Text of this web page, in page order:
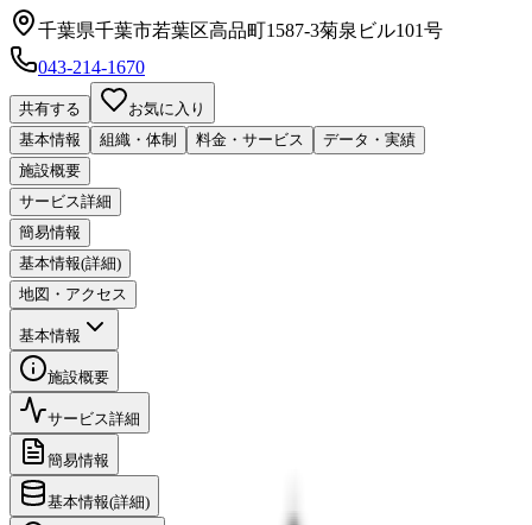
千葉県千葉市若葉区高品町1587-3菊泉ビル101号
043-214-1670
共有する
お気に入り
基本情報
組織・体制 料金・サービス
データ・実績
施設概要
サービス詳細
簡易情報
基本情報(詳細)
地図・アクセス
基本情報
施設概要
サービス詳細
簡易情報
基本情報(詳細)